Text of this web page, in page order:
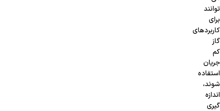
توانند
برای
کاربردهای
گاز
کم
جریان
استفاده
شوند،
اندازه
گیری